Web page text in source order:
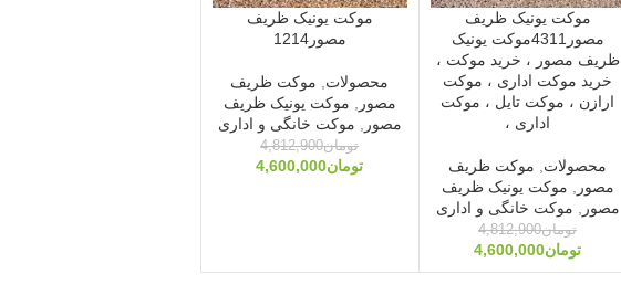
موکت یونیک ظریف
مصور4311موکت یونیک
ظریف مصور ، خرید موکت ،
خرید موکت اداری ، موکت
ارازن ، موکت تایل ، موکت
اداری ،
محصولات
موکت ظریف
مصور
موکت یونیک ظریف
مصور
موکت خانگی و اداری
تومان4,812,900
تومان4,600,000
موکت یونیک ظریف
مصور1214
محصولات
موکت ظریف
مصور
موکت یونیک ظریف
مصور
موکت خانگی و اداری
تومان4,812,900
تومان4,600,000